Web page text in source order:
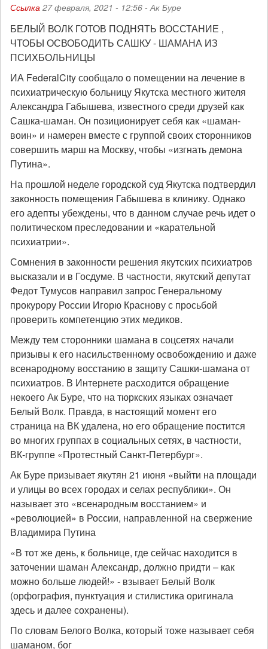
Ссылка 27 февраля, 2021 - 12:56 -Ак Буре
БЕЛЫЙ ВОЛК ГОТОВ ПОДНЯТЬ ВОССТАНИЕ ,
ЧТОБЫ ОСВОБОДИТЬ САШКУ - ШАМАНА ИЗ
ПСИХБОЛЬНИЦЫ
ИА FederalCity сообщало о помещении на лечение в
психиатрическую больницу Якутска местного жителя
Александра Габышева, известного среди друзей как
Сашка-шаман. Он позиционирует себя как «шаман-
воин» и намерен вместе с группой своих сторонников
совершить марш на Москву, чтобы «изгнать демона
Путина».
На прошлой неделе городской суд Якутска подтвердил
законность помещения Габышева в клинику. Однако
его адепты убеждены, что в данном случае речь идет о
политическом преследовании и «карательной
психиатрии».
Сомнения в законности решения якутских психиатров
высказали и в Госдуме. В частности, якутский депутат
Федот Тумусов направил запрос Генеральному
прокурору России Игорю Краснову с просьбой
проверить компетенцию этих медиков.
Между тем сторонники шамана в соцсетях начали
призывы к его насильственному освобождению и даже
всенародному восстанию в защиту Сашки-шамана от
психиатров. В Интернете расходится обращение
некоего Ак Буре, что на тюркских языках означает
Белый Волк. Правда, в настоящий момент его
страница на ВК удалена, но его обращение постится
во многих группах в социальных сетях, в частности,
ВК-группе «Протестный Санкт-Петербург».
Ак Буре призывает якутян 21 июня «выйти на площади
и улицы во всех городах и селах республики». Он
называет это «всенародным восстанием» и
«революцией» в России, направленной на свержение
Владимира Путина
«В тот же день, к больнице, где сейчас находится в
заточении шаман Александр, должно придти – как
можно больше людей!» - взывает Белый Волк
(орфография, пунктуация и стилистика оригинала
здесь и далее сохранены).
По словам Белого Волка, который тоже называет себя
шаманом, бог